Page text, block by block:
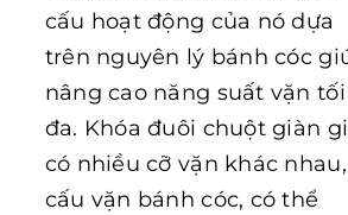
cấu hoạt động của nó dựa
trên nguyên lý bánh cóc
nâng cao năng suất vặn tối
đa. Khóa đuôi chuột giàn
có nhiều cỡ vặn khác
cấu vặn bánh cóc, có thể